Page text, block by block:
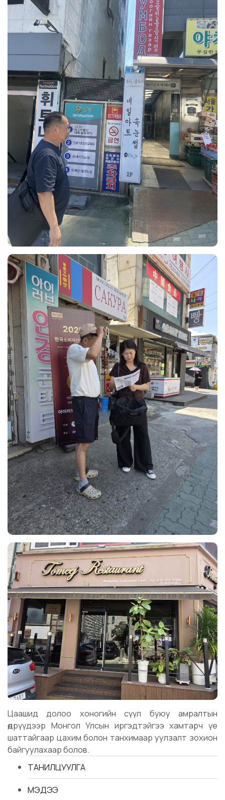
Цаашид долоо хоногийн сүүл буюу амралтын
өдрүүдээр Монгол Улсын иргэдтэйгээ хамтарч үе
шаттайгаар цахим болон танхимаар уулзалт зохион
байгуулахаар болов.
ТАНИЛЦУУЛГА
МЭДЭЭ